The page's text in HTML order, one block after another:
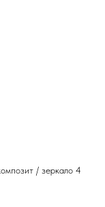
/ зеркало 4